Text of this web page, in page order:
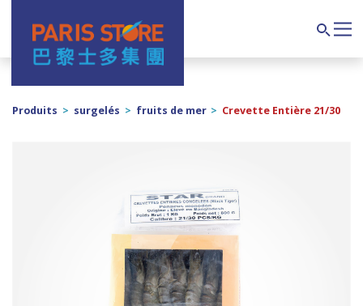
Navigation principale
Produits > surgelés > fruits de mer > Crevette Entière 21/30